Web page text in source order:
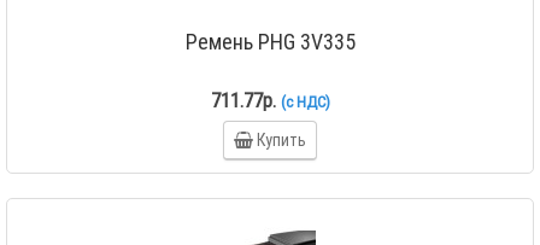
Ремень PHG 3V335
711.77р. (с НДС)
Купить